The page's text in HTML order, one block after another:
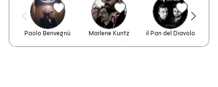
Paolo Benvegnù Marlene Kuntz il Pan del Diavolo